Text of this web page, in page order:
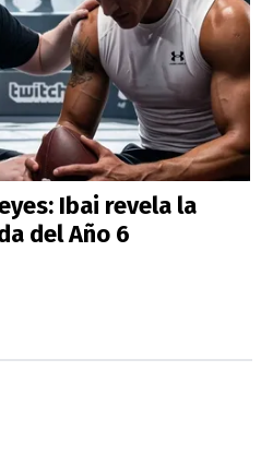
Ibai revela la
del Año 6